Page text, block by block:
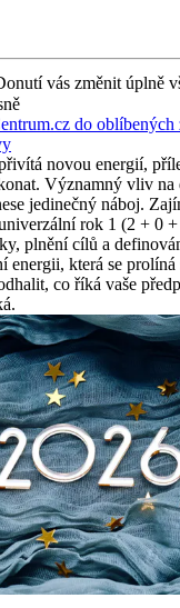
vás změnit úplně
do
novou energií,
Významný vliv na
jedinečný náboj.
rok 1 (2 + 0
plnění cílů a
energii, která se
co říká vaše